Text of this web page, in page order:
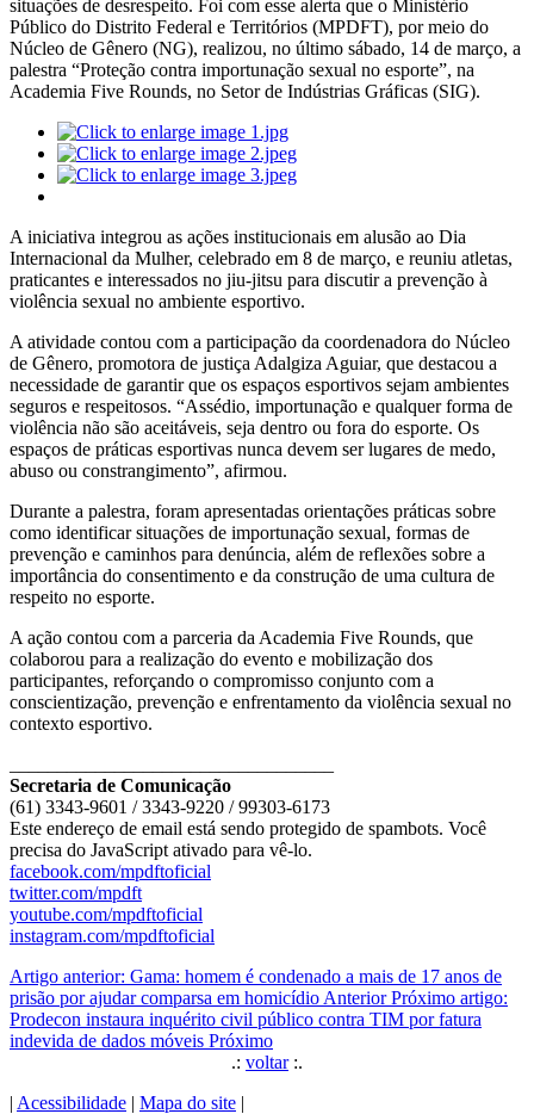
situações de desrespeito. Foi com esse alerta que o Ministério
Público do Distrito Federal e Territórios (MPDFT), por meio do
Núcleo de Gênero (NG), realizou, no último sábado, 14 de março, a
palestra “Proteção contra importunação sexual no esporte”, na
Academia Five Rounds, no Setor de Indústrias Gráficas (SIG).
A iniciativa integrou as ações institucionais em alusão ao Dia
Internacional da Mulher, celebrado em 8 de março, e reuniu atletas,
praticantes e interessados no jiu-jitsu para discutir a prevenção à
violência sexual no ambiente esportivo.
A atividade contou com a participação da coordenadora do Núcleo
de Gênero, promotora de justiça Adalgiza Aguiar, que destacou a
necessidade de garantir que os espaços esportivos sejam ambientes
seguros e respeitosos. “Assédio, importunação e qualquer forma de
violência não são aceitáveis, seja dentro ou fora do esporte. Os
espaços de práticas esportivas nunca devem ser lugares de medo,
abuso ou constrangimento”, afirmou.
Durante a palestra, foram apresentadas orientações práticas sobre
como identificar situações de importunação sexual, formas de
prevenção e caminhos para denúncia, além de reflexões sobre a
importância do consentimento e da construção de uma cultura de
respeito no esporte.
A ação contou com a parceria da Academia Five Rounds, que
colaborou para a realização do evento e mobilização dos
participantes, reforçando o compromisso conjunto com a
conscientização, prevenção e enfrentamento da violência sexual no
contexto esportivo.
Secretaria de Comunicação
(61) 3343-9601 / 3343-9220 / 99303-6173
Este endereço de email está sendo protegido de spambots. Você
precisa do JavaScript ativado para vê-lo.
facebook.com/mpdftoficial
twitter.com/mpdft
youtube.com/mpdftoficial
instagram.com/mpdftoficial
Artigo anterior: Gama: homem é condenado a mais de 17 anos de
prisão por ajudar comparsa em homicídio Anterior Próximo artigo:
Prodecon instaura inquérito civil público contra TIM por fatura
indevida de dados móveis Próximo
.: voltar:.
| Acessibilidade | Mapa do site |